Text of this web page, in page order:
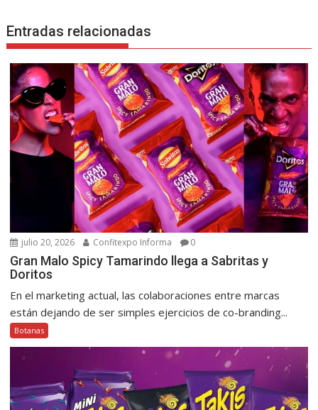
Entradas relacionadas
julio 20, 2026 Confitexpo Informa 0
Gran Malo Spicy Tamarindo llega a Sabritas y
Doritos
En el marketing actual, las colaboraciones entre marcas
están dejando de ser simples ejercicios de co-branding...
Botanas